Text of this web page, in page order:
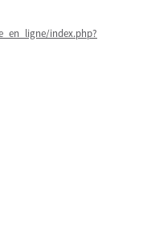
index.php?